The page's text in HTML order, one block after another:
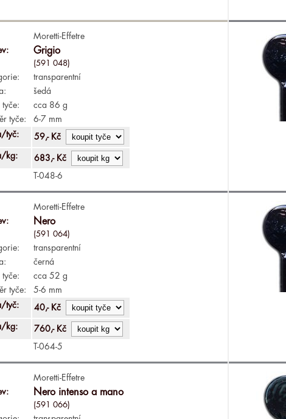
Moretti-Effetre
Grigio
(591 048)
transparentní
šedá
tyče:
cca 86 g
tyče:
6-7 mm
tyč:
59,- Kč
kg: 683,- Kč
T-048-6
Moretti-Effetre
Nero
(591 064)
transparentní
černá
tyče:
cca 52 g
tyče:
5-6 mm
tyč:
40,- Kč
kg: 760,- Kč
T-064-5
Moretti-Effetre
Nero intenso a mano
(591 066)